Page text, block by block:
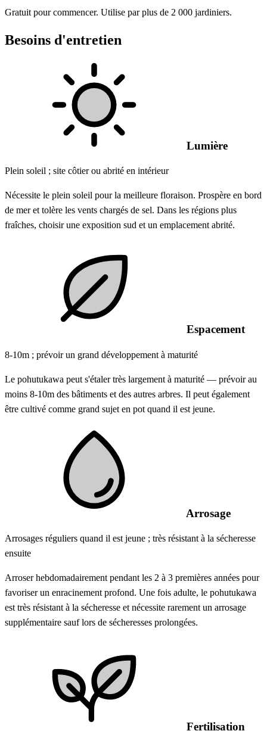
Gratuit pour commencer. Utilise par plus de 2 000 jardiniers.
Besoins d'entretien
Lumière
Plein soleil ; site côtier ou abrité en intérieur
Nécessite le plein soleil pour la meilleure floraison. Prospère en bord
de mer et tolère les vents chargés de sel. Dans les régions plus
fraîches, choisir une exposition sud et un emplacement abrité.
Espacement
8-10m ; prévoir un grand développement à maturité
Le pohutukawa peut s'étaler très largement à maturité — prévoir au
moins 8-10m des bâtiments et des autres arbres. Il peut également
être cultivé comme grand sujet en pot quand il est jeune.
Arrosage
Arrosages réguliers quand il est jeune ; très résistant à la sécheresse
ensuite
Arroser hebdomadairement pendant les 2 à 3 premières années pour
favoriser un enracinement profond. Une fois adulte, le pohutukawa
est très résistant à la sécheresse et nécessite rarement un arrosage
supplémentaire sauf lors de sécheresses prolongées.
Fertilisation